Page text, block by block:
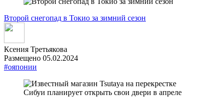
Второй снегопад в Токио за зимний сезон
Ксения Третьякова
Размещено 05.02.2024
#ояпонии